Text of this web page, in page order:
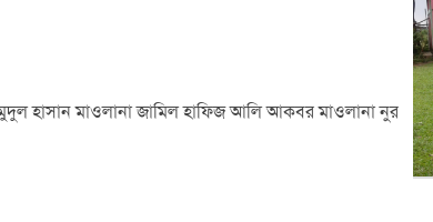
হাসান মাওলানা জামিল হাফিজ আলি আকবর মাওলানা নুর